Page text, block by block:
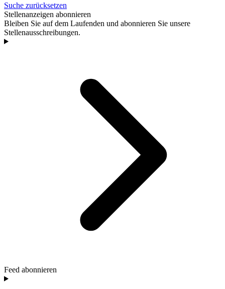
Suche zurücksetzen
Stellenanzeigen abonnieren
Bleiben Sie auf dem Laufenden und abonnieren Sie unsere
Stellenausschreibungen.
Feed abonnieren